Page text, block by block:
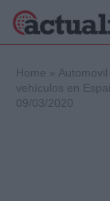
Home » Automovil
vehículos en
09/03/2020